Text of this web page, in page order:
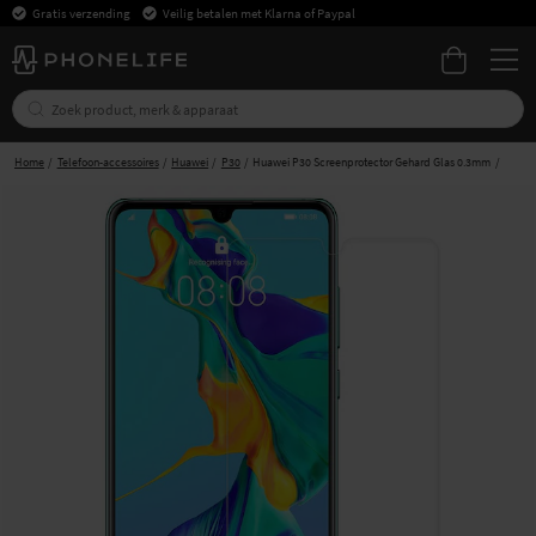
Gratis verzending Veilig betalen met Klarna of Paypal
Home Telefoon-accessoires Huawei P30 Huawei P30 Screenprotector Gehard Glas 0.3mm